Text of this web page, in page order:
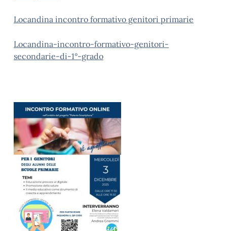
Locandina incontro formativo genitori primarie
Locandina-incontro-formativo-genitori-
secondarie-di-1°-grado